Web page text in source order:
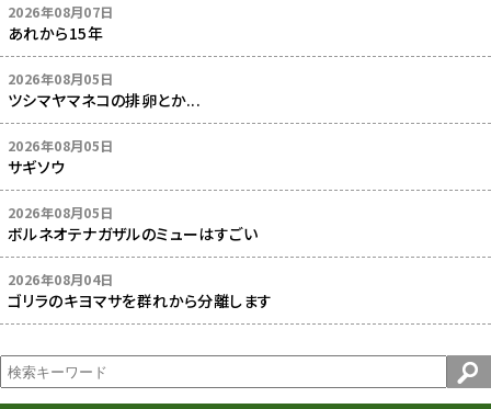
2026年08月07日
あれから15年
2026年08月05日
ツシマヤマネコの排卵とか...
2026年08月05日
サギソウ
2026年08月05日
ボルネオテナガザルのミューはすごい
2026年08月04日
ゴリラのキヨマサを群れから分離します